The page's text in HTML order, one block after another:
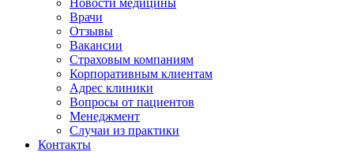
Новости медицины
Врачи
Отзывы
Вакансии
Страховым компаниям
Корпоративным клиентам
Адрес клиники
Вопросы от пациентов
Менеджмент
Случаи из практики
Контакты